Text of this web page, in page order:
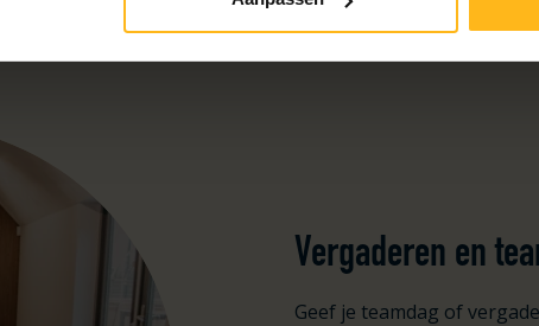
Vergaderen en
Geef je teamdag of